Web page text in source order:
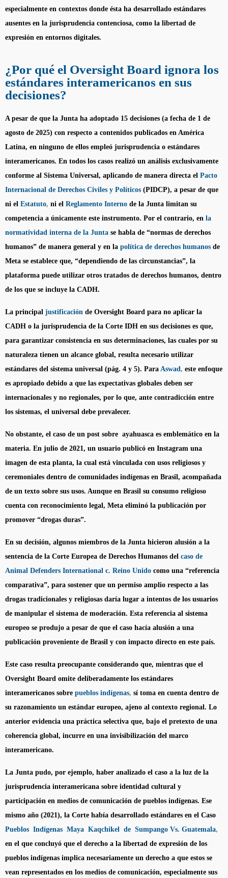
especialmente en contextos donde ésta ha desarrollado estándares
ausentes en la jurisprudencia contenciosa, como la libertad de
expresión en entornos digitales.
¿Por qué el Oversight Board ignora los
estándares interamericanos en sus
decisiones?
A pesar de que la Junta ha adoptado 15 decisiones (a fecha de 1 de
agosto de 2025) con respecto a contenidos publicados en América
Latina, en ninguno de ellos empleó jurisprudencia o estándares
interamericanos. En todos los casos realizó un análisis exclusivamente
conforme al Sistema Universal, aplicando de manera directa el Pacto
Internacional de Derechos Civiles y Políticos (PIDCP), a pesar de que
ni el Estatuto, ni el Reglamento Interno de la Junta limitan su
competencia a únicamente este instrumento. Por el contrario, en la
normatividad interna de la Junta se habla de “normas de derechos
humanos” de manera general y en la política de derechos humanos de
Meta se establece que, “dependiendo de las circunstancias”, la
plataforma puede utilizar otros tratados de derechos humanos, dentro
de los que se incluye la CADH.
La principal justificación de Oversight Board para no aplicar la
CADH o la jurisprudencia de la Corte IDH en sus decisiones es que,
para garantizar consistencia en sus determinaciones, las cuales por su
naturaleza tienen un alcance global, resulta necesario utilizar
estándares del sistema universal (pág. 4 y 5). Para Aswad, este enfoque
es apropiado debido a que las expectativas globales deben ser
internacionales y no regionales, por lo que, ante contradicción entre
los sistemas, el universal debe prevalecer.
No obstante, el caso de un post sobre ayahuasca es emblemático en la
materia. En julio de 2021, un usuario publicó en Instagram una
imagen de esta planta, la cual está vinculada con usos religiosos y
ceremoniales dentro de comunidades indígenas en Brasil, acompañada
de un texto sobre sus usos. Aunque en Brasil su consumo religioso
cuenta con reconocimiento legal, Meta eliminó la publicación por
promover “drogas duras”.
En su decisión, algunos miembros de la Junta hicieron alusión a la
sentencia de la Corte Europea de Derechos Humanos del caso de
Animal Defenders International c. Reino Unido como una “referencia
comparativa”, para sostener que un permiso amplio respecto a las
drogas tradicionales y religiosas daría lugar a intentos de los usuarios
de manipular el sistema de moderación. Esta referencia al sistema
europeo se produjo a pesar de que el caso hacía alusión a una
publicación proveniente de Brasil y con impacto directo en este país.
Este caso resulta preocupante considerando que, mientras que el
Oversight Board omite deliberadamente los estándares
interamericanos sobre pueblos indígenas, sí toma en cuenta dentro de
su razonamiento un estándar europeo, ajeno al contexto regional. Lo
anterior evidencia una práctica selectiva que, bajo el pretexto de una
coherencia global, incurre en una invisibilización del marco
interamericano.
La Junta pudo, por ejemplo, haber analizado el caso a la luz de la
jurisprudencia interamericana sobre identidad cultural y
participación en medios de comunicación de pueblos indígenas. Ese
mismo año (2021), la Corte había desarrollado estándares en el Caso
Pueblos Indígenas Maya Kaqchikel de Sumpango Vs. Guatemala,
en el que concluyó que el derecho a la libertad de expresión de los
pueblos indígenas implica necesariamente un derecho a que estos se
vean representados en los medios de comunicación, especialmente sus